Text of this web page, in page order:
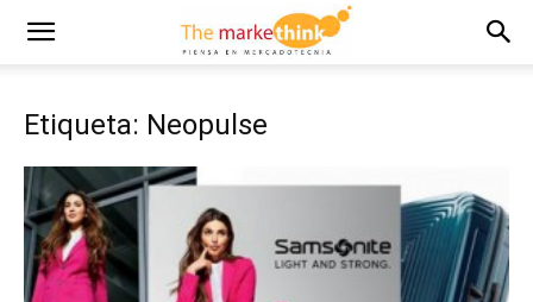
Etiqueta: Neopulse